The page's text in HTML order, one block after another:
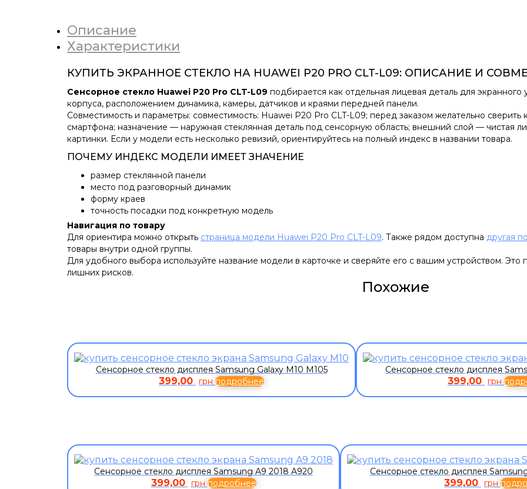
Описание
Характеристики
КУПИТЬ ЭКРАННОЕ СТЕКЛО НА HUAWEI P20 PRO CLT-L09: ОПИСАНИЕ И
Сенсорное стекло Huawei P20 Pro CLT-L09 подбирается как отдельная лицевая деталь для
корпуса, расположением динамика, камеры, датчиков и краями передней панели.
Совместимость и параметры: совместимость: Huawei P20 Pro CLT-L09; перед заказом желательно
смартфона; назначение — наружная стеклянная деталь под сенсорную область; внешний слой — чистая
картинки. Если у модели есть несколько ревизий, ориентируйтесь на полный индекс в названии товара.
ПОЧЕМУ ИНДЕКС МОДЕЛИ ИМЕЕТ ЗНАЧЕНИЕ
размер стеклянной панели
место под разговорный динамик
форму краев
точность посадки под конкретную модель
Навигация по товару
Для ориентира можно открыть страница модели Huawei P20 Pro CLT-L09. Также рядом доступна другая
товары внутри одной группы.
Для удобного выбора используйте название модели в карточке и сверяйте его с вашим устройством. Это
лишних рисков.
Похожие
Сенсорное стекло дисплея Samsung Galaxy M10 M105
399,00 грн подробнее
Сенсорное стекло дисплея
399,00 грн
Сенсорное стекло дисплея Samsung A9 2018 A920
399,00 грн подробнее
Сенсорное стекло дисплея
399,00 грн